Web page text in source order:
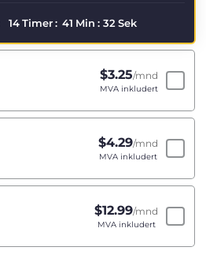
14 Timer : 41 Min : 32 Sek
$3.25/mnd
MVA inkludert
$4.29/mnd
MVA inkludert
$12.99/mnd
MVA inkludert